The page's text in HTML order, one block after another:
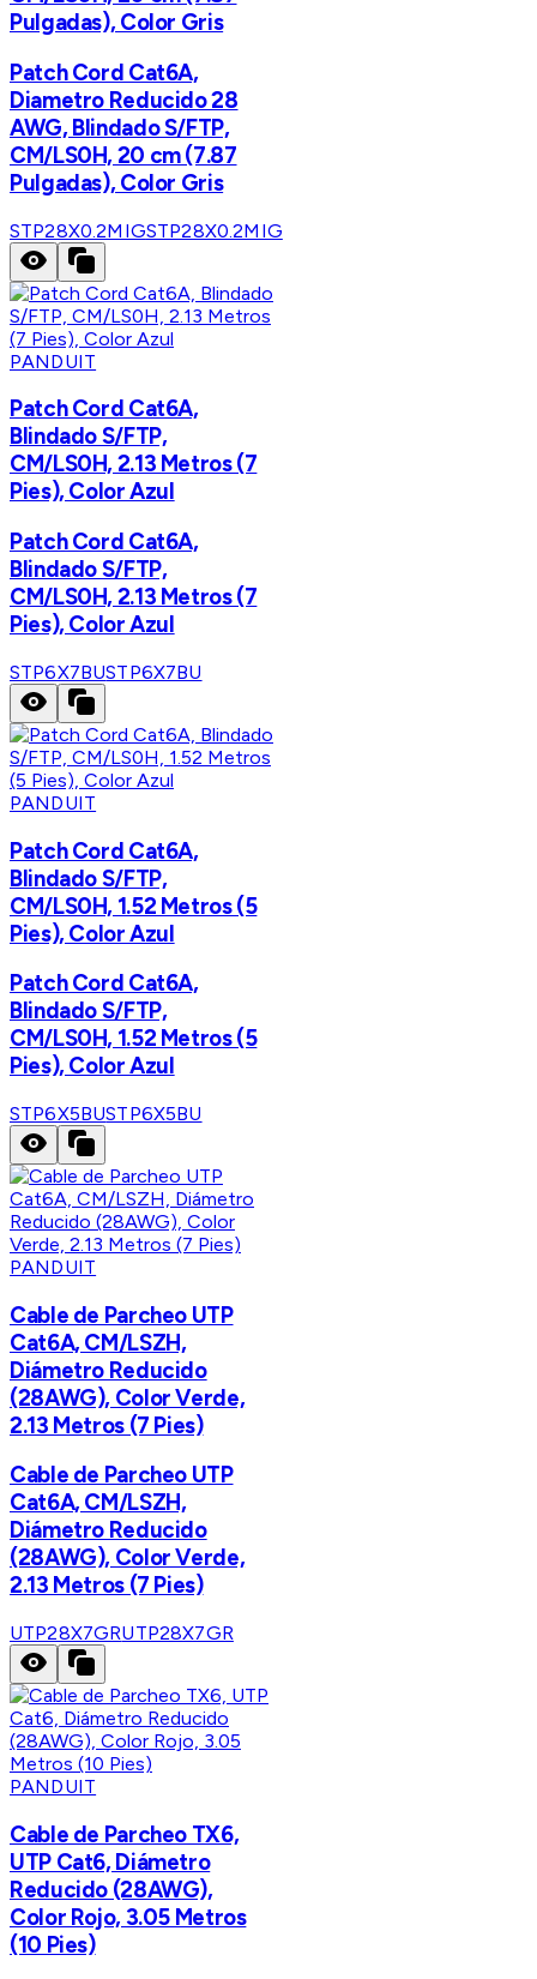
Pulgadas), Color Gris
Patch Cord Cat6A,
Diametro Reducido 28
AWG, Blindado S/FTP,
CM/LS0H, 20 cm (7.87
Pulgadas), Color Gris
STP28X0.2MIGSTP28X0.2MIG
PANDUIT
Patch Cord Cat6A,
Blindado S/FTP,
CM/LS0H, 2.13 Metros (7
Pies), Color Azul
Patch Cord Cat6A,
Blindado S/FTP,
CM/LS0H, 2.13 Metros (7
Pies), Color Azul
STP6X7BUSTP6X7BU
PANDUIT
Patch Cord Cat6A,
Blindado S/FTP,
CM/LS0H, 1.52 Metros (5
Pies), Color Azul
Patch Cord Cat6A,
Blindado S/FTP,
CM/LS0H, 1.52 Metros (5
Pies), Color Azul
STP6X5BUSTP6X5BU
PANDUIT
Cable de Parcheo UTP
Cat6A, CM/LSZH,
Diámetro Reducido
(28AWG), Color Verde,
2.13 Metros (7 Pies)
Cable de Parcheo UTP
Cat6A, CM/LSZH,
Diámetro Reducido
(28AWG), Color Verde,
2.13 Metros (7 Pies)
UTP28X7GRUTP28X7GR
PANDUIT
Cable de Parcheo TX6,
UTP Cat6, Diámetro
Reducido (28AWG),
Color Rojo, 3.05 Metros
(10 Pies)